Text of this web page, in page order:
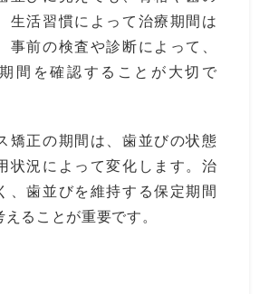
生活習慣によって治療期間は
事前の検査や診断によって、
間を確認することが大切で
矯正の期間は、歯並びの状態
状況によって変化します。治
、歯並びを維持する保定期間
ることが重要です。